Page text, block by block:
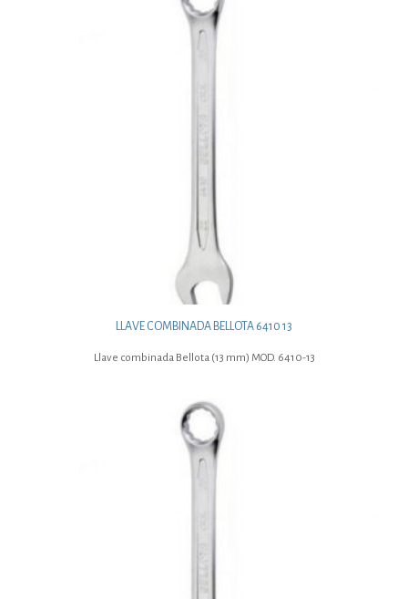
LLAVE COMBINADA BELLOTA 6410 13
Llave combinada Bellota (13 mm) MOD. 6410-13